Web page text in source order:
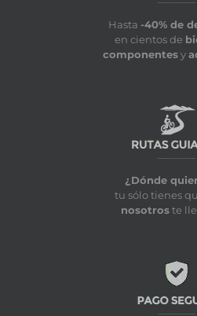
Hasta -40% de
en cientos de
componentesy
¿Dónde
tu sólo tienes
nosotroste